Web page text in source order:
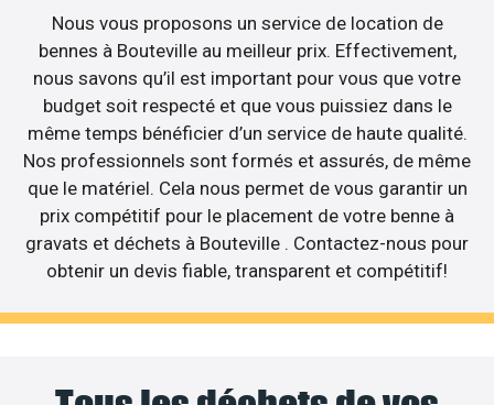
Nous vous proposons un service de location de
bennes à Bouteville au meilleur prix. Effectivement,
nous savons qu’il est important pour vous que votre
budget soit respecté et que vous puissiez dans le
même temps bénéficier d’un service de haute qualité.
Nos professionnels sont formés et assurés, de même
que le matériel. Cela nous permet de vous garantir un
prix compétitif pour le placement de votre benne à
gravats et déchets à Bouteville . Contactez-nous pour
obtenir un devis fiable, transparent et compétitif!